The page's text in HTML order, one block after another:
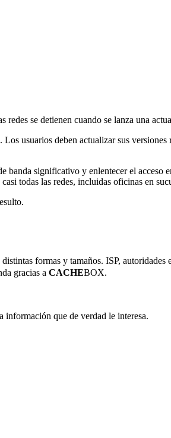
se detienen cuando se lanza una
usuarios deben actualizar sus
significativo y enlentecer el acceso
todas las redes, incluidas oficinas en
formas y tamaños. ISP, autoridades
gracias a CACHEBOX.
información que de verdad le interesa.